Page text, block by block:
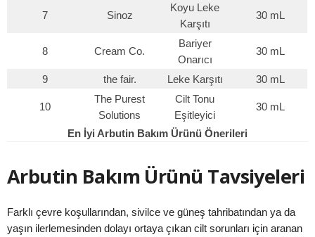
7 Sinoz
Koyu Leke
Karşıtı
30 mL
8 Cream Co.
Bariyer
Onarıcı
30 mL
9 the fair. Leke Karşıtı 30 mL
10
The Purest
Solutions
Cilt Tonu
Eşitleyici
30 mL
En İyi Arbutin Bakım Ürünü Önerileri
Arbutin Bakım Ürünü Tavsiyeleri
Farklı çevre koşullarından, sivilce ve güneş tahribatından ya da
yaşın ilerlemesinden dolayı ortaya çıkan cilt sorunları için aranan